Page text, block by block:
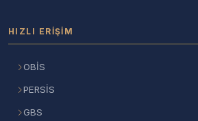
HIZLI ERIŞIM
OBİS
PERSİS
GBS